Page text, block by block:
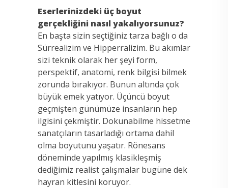
Eserlerinizdeki üç boyut
gerçekliğini nasıl yakalıyorsunuz?
En başta sizin seçtiğiniz tarza bağlı o da
Sürrealizim ve Hipperralizim. Bu akımlar
sizi teknik olarak her şeyi form,
perspektif, anatomi, renk bilgisi bilmek
zorunda bırakıyor. Bunun altında çok
büyük emek yatıyor. Üçüncü boyut
geçmişten günümüze insanların hep
ilgisini çekmiştir. Dokunabilme hissetme
sanatçıların tasarladığı ortama dahil
olma boyutunu yaşatır. Rönesans
döneminde yapılmış klasikleşmiş
dediğimiz realist çalışmalar bugüne dek
hayran kitlesini koruyor.